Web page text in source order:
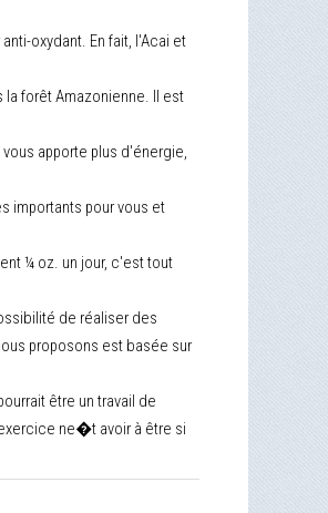
oxydant. En fait, l'Acai et
la forêt Amazonienne. Il est
apporte plus d'énergie,
importants pour vous et
¼ oz. un jour, c'est tout
de réaliser des
proposons est basée sur
être un travail de
ne�t avoir à être si